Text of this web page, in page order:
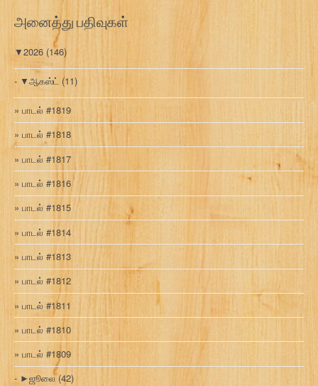
அனைத்து பதிவுகள்
▼2026 (146)
▼ஆகஸ்ட் (11)
பாடல் #1819
பாடல் #1818
பாடல் #1817
பாடல் #1816
பாடல் #1815
பாடல் #1814
பாடல் #1813
பாடல் #1812
பாடல் #1811
பாடல் #1810
பாடல் #1809
►ஜூலை(42)